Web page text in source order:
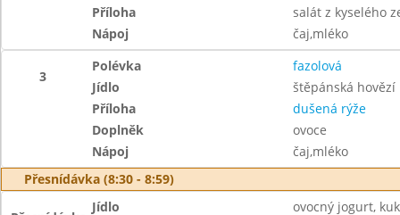
Příloha
salát z kyselého
Nápoj
čaj,mléko
3
Polévka
fazolová
Jídlo
štěpánská hovězí
Příloha
dušená rýže
Doplněk
ovoce
Nápoj
čaj,mléko
Přesnídávka (8:30 - 8:59)
Jídlo
ovocný jogurt,